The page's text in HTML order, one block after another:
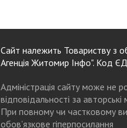
Сайт належить Товариству з
Агенція Житомир Інфо". Код
Адміністрація сайту може не
відповідальності за авторські
При повному чи частковому
обов’язкове гіперпосилання